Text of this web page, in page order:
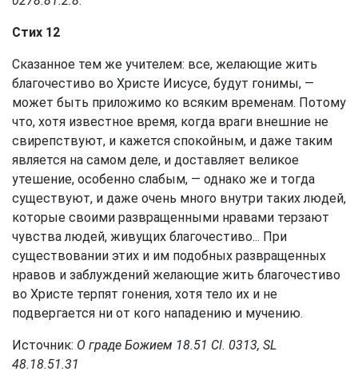
Стих 12
Сказанное тем же учителем: все, желающие жить
благочестиво во Христе Иисусе, будут гонимы, —
может быть приложимо ко всяким временам. Потому
что, хотя известное время, когда враги внешние не
свирепствуют, и кажется спокойным, и даже таким
является на самом деле, и доставляет великое
утешение, особенно слабым, — однако же и тогда
существуют, и даже очень много внутри таких людей,
которые своими развращенными нравами терзают
чувства людей, живущих благочестиво... При
существовании этих и им подобных развращенных
нравов и заблуждений желающие жить благочестиво
во Христе терпят гонения, хотя тело их и не
подвергается ни от кого нападению и мучению.
Источник: О граде Божием 18.51 Сl. 0313, SL
48.18.51.31